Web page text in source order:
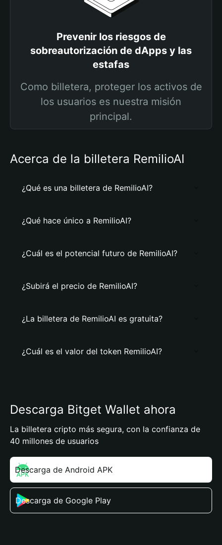
Prevenir los riesgos de
sobreautorización de dApps y las
estafas
Como billetera, proteger los activos de
los usuarios es nuestra misión
principal.
Acerca de la billetera RemilioAI
¿Qué es una billetera de RemilioAI?
¿Qué hace único a RemilioAI?
¿Cuál es el potencial futuro de RemilioAI?
¿Subirá el precio de RemilioAI?
¿La billetera de RemilioAI es gratuita?
¿Cuál es el valor del token RemilioAI?
Descarga Bitget Wallet ahora
La billetera cripto más segura, con la confianza de
40 millones de usuarios
Descarga de Android APK
Descarga de Google Play